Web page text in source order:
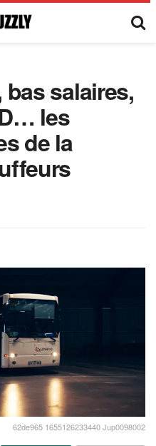
salaires,
les
de la
62de965 1655126233440 Jup0098002